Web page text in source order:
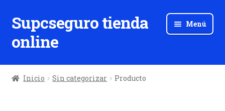
Ir
a
la
Ir
al
contenido
Supcseguro tienda
online
Menú
Inicio Sin categorizar Producto